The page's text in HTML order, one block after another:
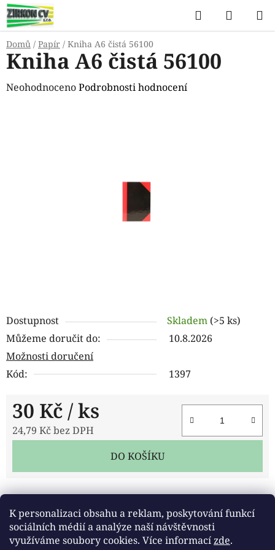
K personalizaci obsahu a reklam, poskytování funkcí
sociálních médií a analýze naší návštěvnosti
využíváme soubory cookies. Více informacízde.
Přejít
na
obsah
Hledat
KOŠÍK
Domů / Papír / Kniha A6 čistá 56100
Dostupnost Skladem (>5 ks)
Můžeme doručit do:
10.8.2026
Možnosti doručení
Kód:
1397
30 Kč / ks
24,79 Kč bez DPH
DO KOŠÍKU
Kniha A6 čistá 56100
Průměrné
NeohodnocenoPodrobnosti hodnocení